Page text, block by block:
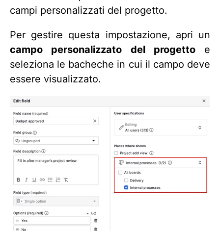
campi personalizzati del progetto.
Per gestire questa impostazione, apri un
campo personalizzato del progettoe
seleziona le bacheche in cui il campo deve
essere visualizzato.